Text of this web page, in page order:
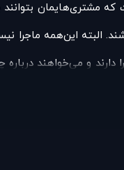
بتوانند
البته این‌همه ماجرا
و می‌خواهند
با اطلاعات کامل از